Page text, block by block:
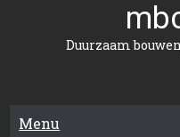
Duurzaam
Menu